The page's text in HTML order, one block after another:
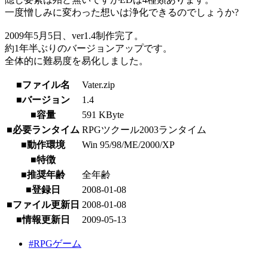
一度憎しみに変わった想いは浄化できるのでしょうか?
2009年5月5日、ver1.4制作完了。
約1年半ぶりのバージョンアップです。
全体的に難易度を易化しました。
■ファイル名
Vater.zip
■バージョン
1.4
■容量
591 KByte
■必要ランタイム RPGツクール2003ランタイム
■動作環境
Win 95/98/ME/2000/XP
■特徴
■推奨年齢
全年齢
■登録日
2008-01-08
■ファイル更新日 2008-01-08
■情報更新日
2009-05-13
#RPGゲーム